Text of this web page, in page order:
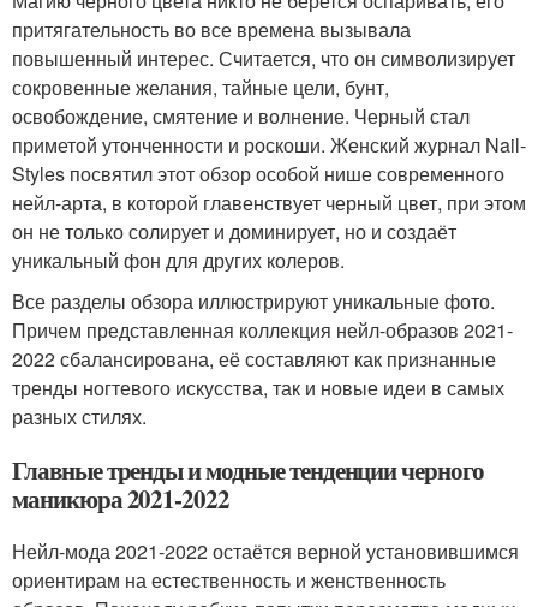
притягательность во все времена вызывала
повышенный интерес. Считается, что он символизирует
сокровенные желания, тайные цели, бунт,
освобождение, смятение и волнение. Черный стал
приметой утонченности и роскоши. Женский журнал Nail-
Styles посвятил этот обзор особой нише современного
нейл-арта, в которой главенствует черный цвет, при этом
он не только солирует и доминирует, но и создаёт
уникальный фон для других колеров.
Все разделы обзора иллюстрируют уникальные фото.
Причем представленная коллекция нейл-образов 2021-
2022 сбалансирована, её составляют как признанные
тренды ногтевого искусства, так и новые идеи в самых
разных стилях.
Главные тренды и модные тенденции черного
маникюра 2021-2022
Нейл-мода 2021-2022 остаётся верной установившимся
ориентирам на естественность и женственность